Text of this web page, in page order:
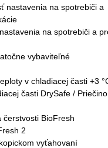
nastavenia na spotrebiči a
na spotrebiči a
vybaviteľné
v chladiacej časti +3
časti DrySafe /
čerstvosti BioFresh
2
vyťahovaní